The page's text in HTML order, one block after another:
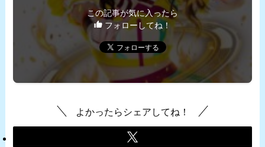
この記事が気に入ったら
フォローしてね！
よかったらシェアしてね！